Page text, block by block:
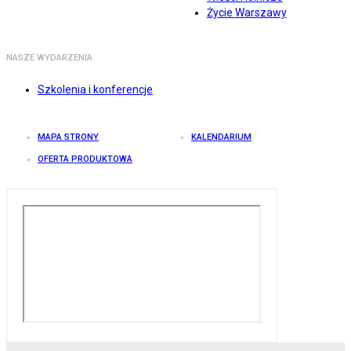
Życie Warszawy
NASZE WYDARZENIA
Szkolenia i konferencje
MAPA STRONY KALENDARIUM
OFERTA PRODUKTOWA